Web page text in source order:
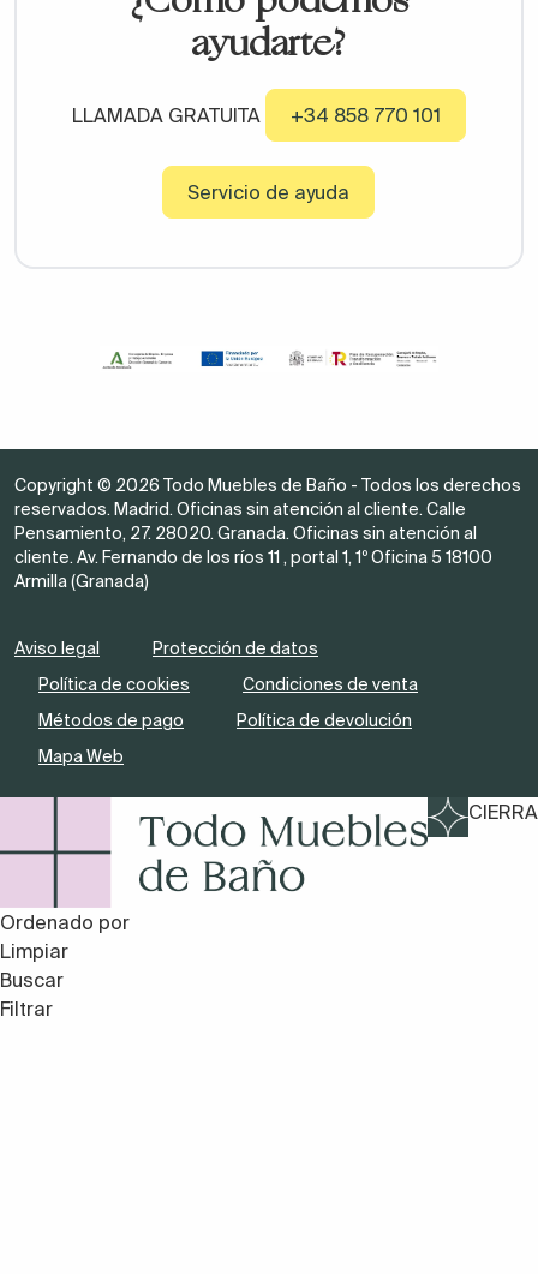
ayudarte?
LLAMADA GRATUITA +34 858 770 101
Servicio de ayuda
Copyright © 2026 Todo Muebles de Baño - Todos los derechos
reservados. Madrid. Oficinas sin atención al cliente. Calle
Pensamiento, 27. 28020. Granada. Oficinas sin atención al
cliente. Av. Fernando de los ríos 11 , portal 1, 1º Oficina 5 18100
Armilla (Granada)
Aviso legal
Protección de datos
Política de cookies
Condiciones de venta
Métodos de pago
Política de devolución
Mapa Web
CIERRA
Ordenado por
Limpiar
Buscar
Filtrar